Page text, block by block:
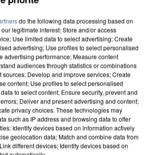
AVEC LES...
do the following data processing based on
legitimate interest: Store and/or access
Use limited data to select advertising; Create
advertising; Use profiles to select personalised
advertising performance; Measure content
audiences through statistics or combinations
sources; Develop and improve services; Create
content; Use profiles to select personalised
to select content; Ensure security, prevent and
Deliver and present advertising and content;
privacy choices. These technologies may
such as IP address and browsing data to offer
Identify devices based on information actively
geolocation data; Match and combine data from
different devices; Identify devices based on